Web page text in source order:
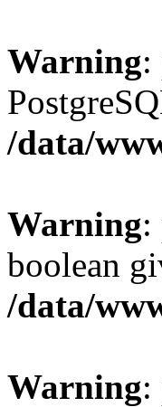
Warning:
/data/
Warning:
boolean
/data/
Warning: